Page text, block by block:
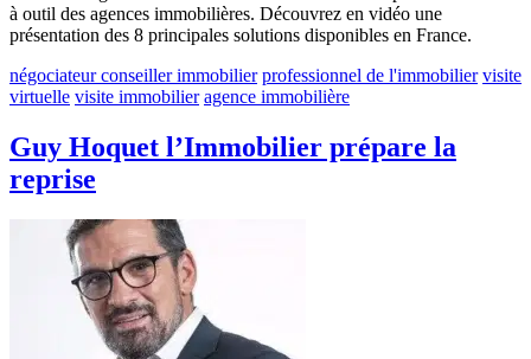
à outil des agences immobilières. Découvrez en vidéo une
présentation des 8 principales solutions disponibles en France.
négociateur conseiller immobilier professionnel de l'immobilier visite
virtuelle visite immobilier agence immobilière
Guy Hoquet l’Immobilier prépare la
reprise